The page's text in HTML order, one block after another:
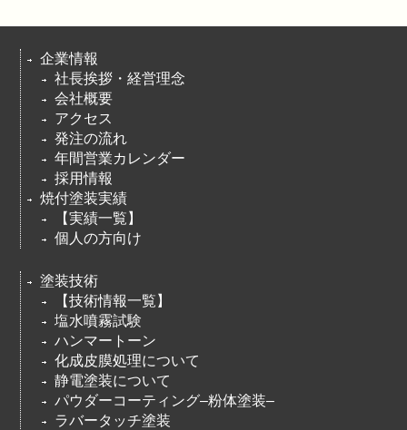
企業情報
社長挨拶・経営理念
会社概要
アクセス
発注の流れ
年間営業カレンダー
採用情報
焼付塗装実績
【実績一覧】
個人の方向け
塗装技術
【技術情報一覧】
塩水噴霧試験
ハンマートーン
化成皮膜処理について
静電塗装について
パウダーコーティング–粉体塗装–
ラバータッチ塗装